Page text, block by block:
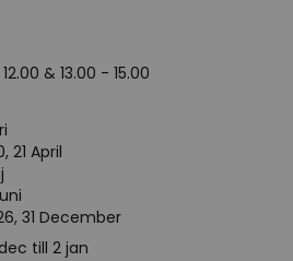
& 13.00 - 15.00
21 April
31 December
till 2 jan